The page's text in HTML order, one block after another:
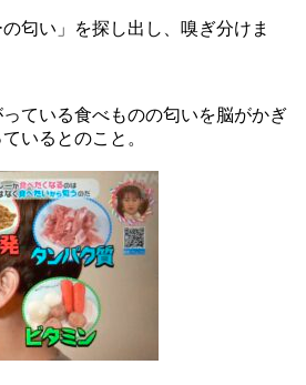
匂い」を探し出し、嗅ぎ分けま
ている食べものの匂いを脳がかぎ
いるとのこと。